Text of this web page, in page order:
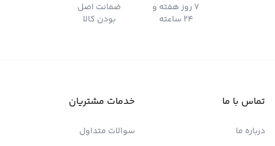
7 روز هفته و
24 ساعته
ضمانت اصل
بودن کالا
تماس با ما
درباره ما
خدمات مشتریان
سوالات متداول